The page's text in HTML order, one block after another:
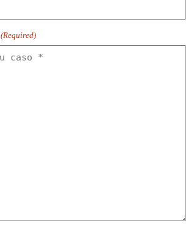
(Required)